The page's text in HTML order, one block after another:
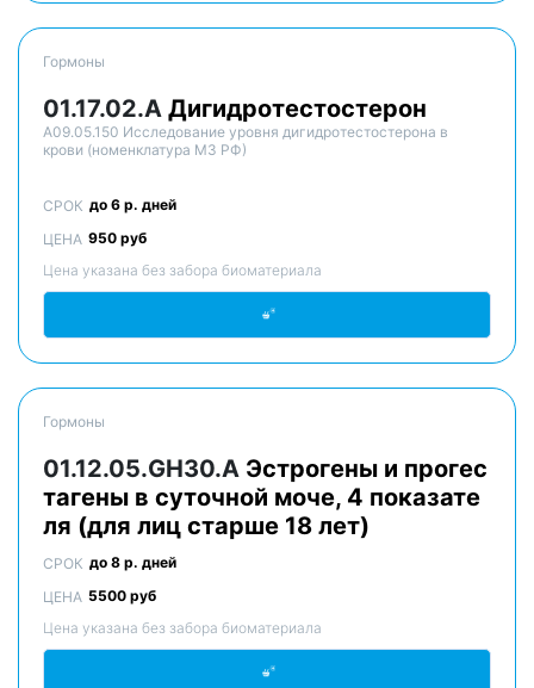
Гормоны
01.17.02.A Дигидротестостерон
A09.05.150 Исследование уровня дигидротестостерона в
крови (номенклатура МЗ РФ)
СРОК до 6 р. дней
ЦЕНА 950 руб
Цена указана без забора биоматериала
Гормоны
01.12.05.GH30.A Эстрогены и прогес
тагены в суточной моче, 4 показате
ля (для лиц старше 18 лет)
СРОК до 8 р. дней
ЦЕНА 5500 руб
Цена указана без забора биоматериала